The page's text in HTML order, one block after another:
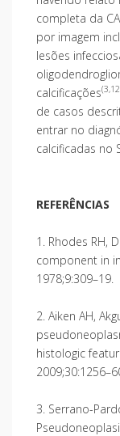
completa da
por imagem
lesões
calcificações
de casos
entrar no
calcificadas no
REFERÊNCIAS
1. Rhodes RH,
component in
1978;9:309–19.
2. Aiken AH,
histologic
3. Serrano-